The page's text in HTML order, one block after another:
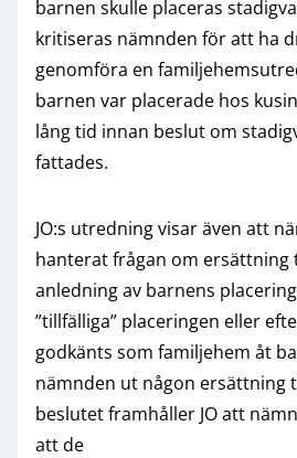
barnen skulle placeras
kritiseras nämnden för att ha
genomföra en
barnen var placerade hos
lång tid innan beslut om
fattades.
JO:s utredning visar även att
hanterat frågan om ersättning
anledning av barnens
”tillfälliga” placeringen eller
godkänts som familjehem åt
nämnden ut någon ersättning
beslutet framhåller JO att
att de